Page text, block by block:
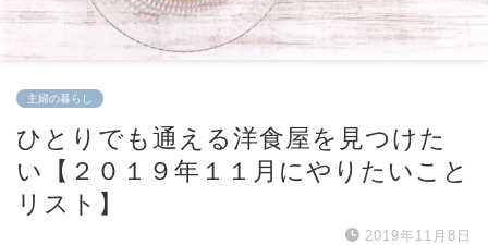
主婦の暮らし
ひとりでも通える洋食屋を見つけた
い【２０１９年１１月にやりたいこと
リスト】
2019年11月8日